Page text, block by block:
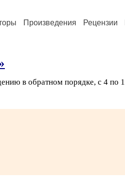
Произведения Рецензии
в обратном порядке, с 4 по 1